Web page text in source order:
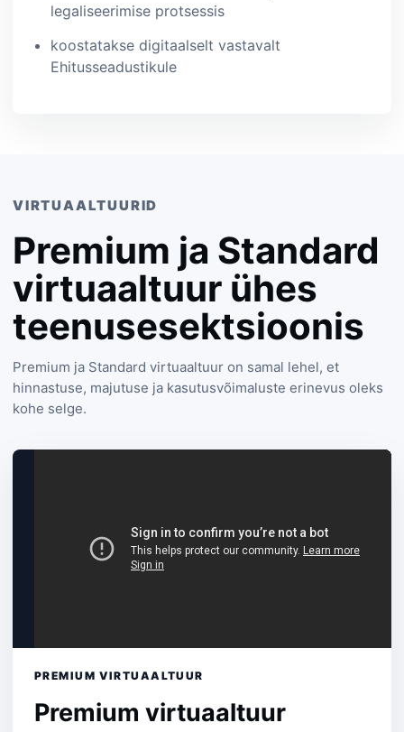
legaliseerimise protsessis
koostatakse digitaalselt vastavalt
Ehitusseadustikule
VIRTUAALTUURID
Premium ja Standard
virtuaaltuur ühes
teenusesektsioonis
Premium ja Standard virtuaaltuur on samal lehel, et
hinnastuse, majutuse ja kasutusvõimaluste erinevus oleks
kohe selge.
PREMIUM VIRTUAALTUUR
Premium virtuaaltuur